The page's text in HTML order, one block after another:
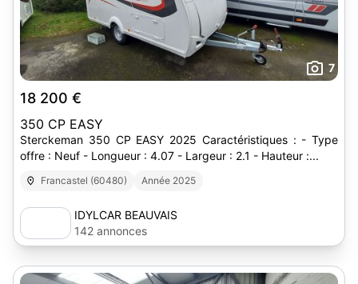
7
18 200 €
350 CP EASY
Sterckeman 350 CP EASY 2025 Caractéristiques : - Type
offre : Neuf - Longueur : 4.07 - Largeur : 2.1 - Hauteur :...
Francastel (60480) Année 2025
IDYLCAR BEAUVAIS
142 annonces